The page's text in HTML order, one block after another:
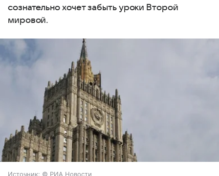
сознательно хочет забыть уроки Второй
мировой.
Источник: © РИА Новости